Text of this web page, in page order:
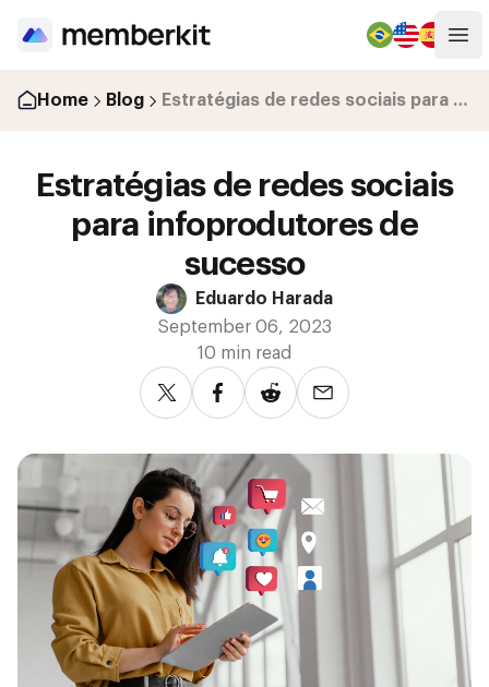
Home Blog Estratégias de redes sociais para infoprodutores de sucesso
Estratégias de redes sociais
para infoprodutores de
sucesso
Eduardo Harada
September 06, 2023
10 min read
Share on Twitter
Share on Facebook
Share on Reddit
Share via email